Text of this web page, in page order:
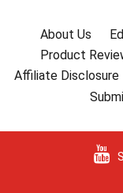
About Us
Product
Affiliate Disclosure